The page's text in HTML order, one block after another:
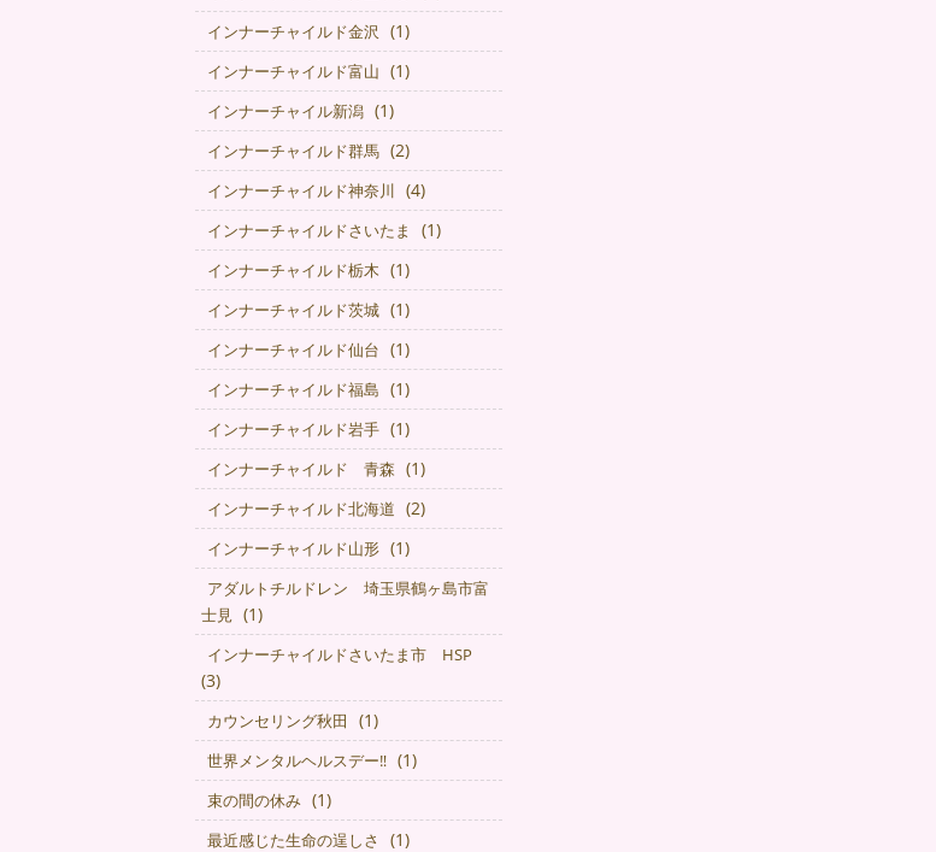
インナーチャイルド金沢 (1)
インナーチャイルド富山 (1)
インナーチャイル新潟 (1)
インナーチャイルド群馬 (2)
インナーチャイルド神奈川 (4)
インナーチャイルドさいたま (1)
インナーチャイルド栃木 (1)
インナーチャイルド茨城 (1)
インナーチャイルド仙台 (1)
インナーチャイルド福島 (1)
インナーチャイルド岩手 (1)
インナーチャイルド 青森 (1)
インナーチャイルド北海道 (2)
インナーチャイルド山形 (1)
アダルトチルドレン 埼玉県鶴ヶ島市富
士見 (1)
インナーチャイルドさいたま市 HSP
(3)
カウンセリング秋田 (1)
世界メンタルヘルスデー‼️ (1)
束の間の休み (1)
最近感じた生命の逞しさ (1)